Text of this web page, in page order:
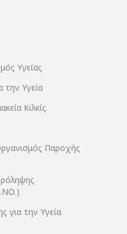
Υγείας
την Υγεία
Κιλκίς
Παροχής
για την Υγεία